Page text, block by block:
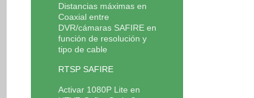
Distancias máximas en
Coaxial entre
DVR/cámaras SAFIRE en
función de resolución y
tipo de cable
RTSP SAFIRE
Activar 1080P Lite en